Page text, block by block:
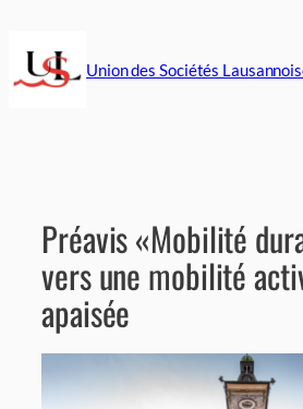
contenu
Union des Sociétés
Préavis «Mobilité
vers une mobilité
apaisée